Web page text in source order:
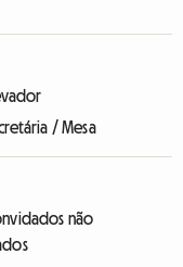
/ Mesa
não